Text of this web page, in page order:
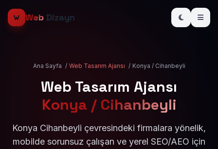
Web Dizayn
Ana Sayfa / Web Tasarım Ajansı / Konya / Cihanbeyli
Web Tasarım Ajansı
Konya / Cihanbeyli
Konya Cihanbeyli çevresindeki firmalara yönelik,
mobilde sorunsuz çalışan ve yerel SEO/AEO için